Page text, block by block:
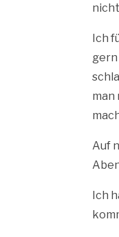
Ich
gern
man
Auf
Ich